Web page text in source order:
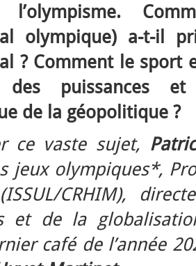
olympique) a-t-il
? Comment le sport
des puissances
de la géopolitique ?
ce vaste sujet,
jeux olympiques*,
CRHIM),
et de la
café de l’année